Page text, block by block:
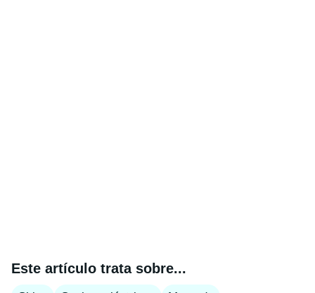
Este artículo trata sobre...